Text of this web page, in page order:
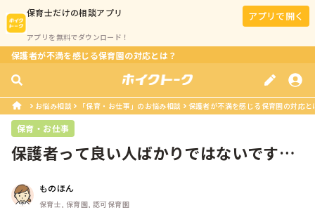
保育士だけの相談アプリ
アプリを無料でダウンロード！
アプリで開く
保護者が不満を感じる保育園の対応とは？
お悩み相談 「保育・お仕事」のお悩み相談 保護者が不満を感じる保育園の対応と
保育・お仕事
保護者って良い人ばかりではないです
ものほん
保育士, 保育園, 認可保育園